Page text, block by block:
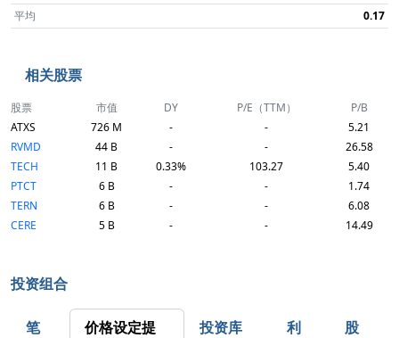
平均
0.17
相关股票
股票 市值 DY P/E（TTM）
P/B
ATXS
726 M - -
5.21
RVMD
44 B - -
26.58
TECH
11 B 0.33% 103.27
5.40
PTCT
6 B - -
1.74
TERN
6 B - -
6.08
CERE
5 B - - 14.49
投资组合
笔
价格设定提
投资库
利
股